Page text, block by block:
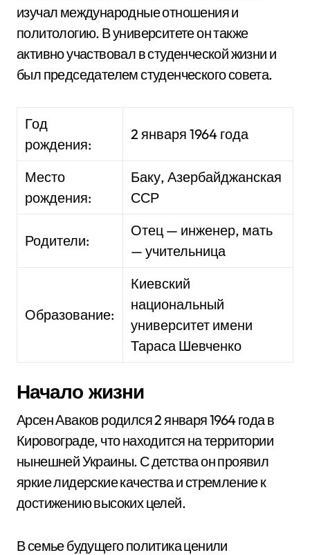
изучал международные отношения и
политологию. В университете он также
активно участвовал в студенческой жизни и
был председателем студенческого совета.
Год
рождения:
2 января 1964 года
Место
рождения:
Баку, Азербайджанская
ССР
Родители:
Отец — инженер, мать
— учительница
Образование:
Киевский
национальный
университет имени
Тараса Шевченко
Начало жизни
Арсен Аваков родился 2 января 1964 года в
Кировограде, что находится на территории
нынешней Украины. С детства он проявил
яркие лидерские качества и стремление к
достижению высоких целей.
В семье будущего политика ценили